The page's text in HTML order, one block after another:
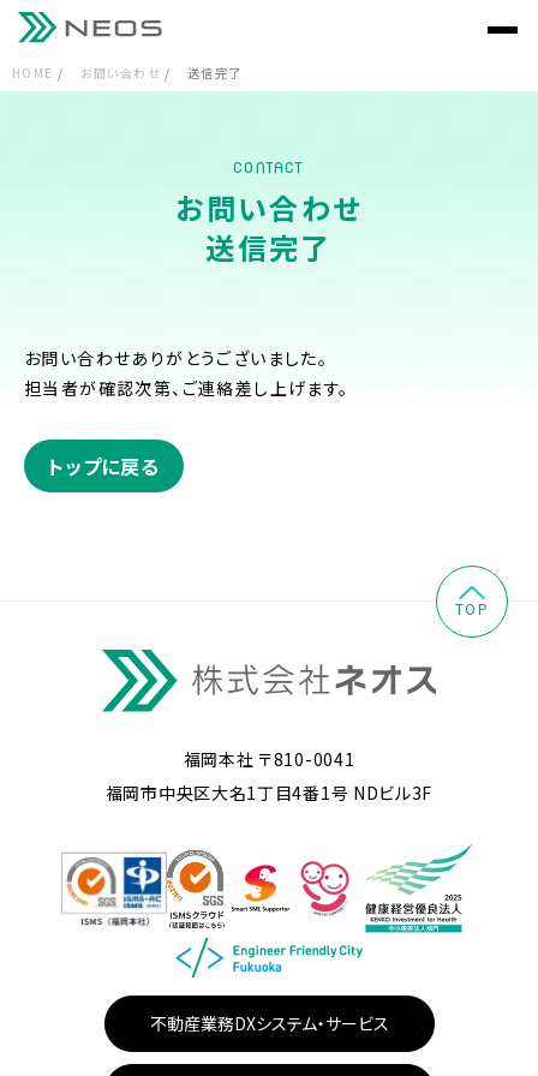
HOME お問い合わせ 送信完了
CONTACT
お問い合わせ
送信完了
お問い合わせありがとうございました。
担当者が確認次第、ご連絡差し上げます。
トップに戻る
福岡本社 〒810-0041
福岡市中央区大名1丁目4番1号 NDビル3F
不動産業務DXシステム・サービス
TOP